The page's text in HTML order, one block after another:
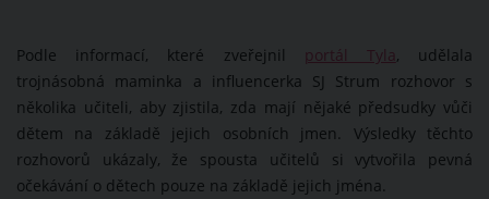
Podle informací, které zveřejnil portál Tyla, udělala
trojnásobná maminka a influencerka SJ Strum rozhovor s
několika učiteli, aby zjistila, zda mají nějaké předsudky vůči
dětem na základě jejich osobních jmen. Výsledky těchto
rozhovorů ukázaly, že spousta učitelů si vytvořila pevná
očekávání o dětech pouze na základě jejich jména.